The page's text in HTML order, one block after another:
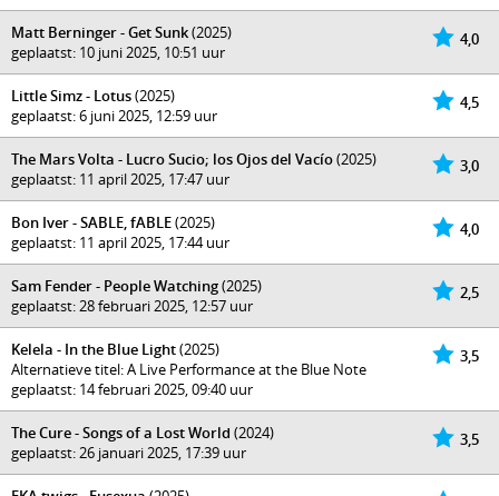
4,0
Matt Berninger - Get Sunk(2025)
geplaatst: 10 juni 2025, 10:51 uur
4,5
Little Simz - Lotus(2025)
geplaatst: 6 juni 2025, 12:59 uur
3,0
The Mars Volta - Lucro Sucio; los Ojos del Vacío(2025)
geplaatst: 11 april 2025, 17:47 uur
4,0
Bon Iver - SABLE, fABLE(2025)
geplaatst: 11 april 2025, 17:44 uur
2,5
Sam Fender - People Watching(2025)
geplaatst: 28 februari 2025, 12:57 uur
3,5
Kelela - In the Blue Light(2025)
Alternatieve titel: A Live Performance at the Blue Note
geplaatst: 14 februari 2025, 09:40 uur
3,5
The Cure - Songs of a Lost World (2024)
geplaatst: 26 januari 2025, 17:39 uur